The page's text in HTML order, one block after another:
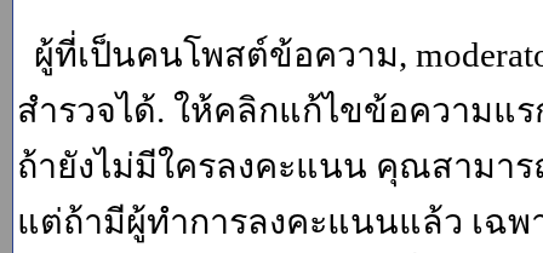
ผู้ที่เป็นคนโพสต์ข้อความ,
สำรวจได้. ให้คลิกแก้ไขข้อความแ
ถ้ายังไม่มีใครลงคะแนน คุณสามา
แต่ถ้ามีผู้ทำการลงคะแนนแล้ว เฉพา